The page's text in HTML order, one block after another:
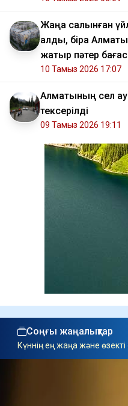
Жаңа салынған
қалды, бірақ
жатыр пәтер
10 Тамыз 2026 17:07
Алматының сел
тексерілді
09 Тамыз 2026 19:11
Соңғы жаңалықтар
Күннің ең жаңа және